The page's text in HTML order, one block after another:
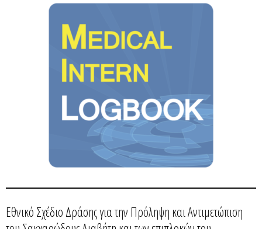
Εθνικό Σχέδιο Δράσης για την Πρόληψη και Αντιμετώπιση